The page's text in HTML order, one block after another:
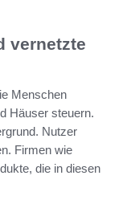
vernetzte
Menschen
Häuser steuern.
Nutzer
Firmen wie
die in diesen